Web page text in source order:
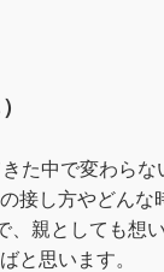
た中で変わら
接し方やどん
親としても想
と思います。